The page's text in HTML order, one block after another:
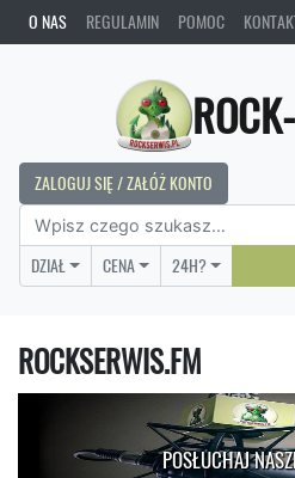
O NAS REGULAMIN POMOC
ZALOGUJ SIĘ / ZAŁÓŻ KONTO
DZIAŁ CENA 24H?
ROCKSERWIS.FM
POSŁUCHAJ